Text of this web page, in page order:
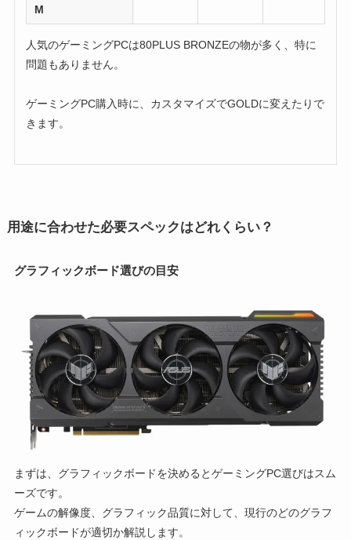
M
人気のゲーミングPCは80PLUS BRONZEの物が多く、特に
問題もありません。
ゲーミングPC購入時に、カスタマイズでGOLDに変えたりで
きます。
用途に合わせた必要スペックはどれくらい？
グラフィックボード選びの目安
まずは、グラフィックボードを決めるとゲーミングPC選びはスム
ーズです。
ゲームの解像度、グラフィック品質に対して、現行のどのグラフ
ィックボードが適切か解説します。